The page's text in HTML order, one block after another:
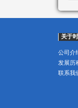
关于
公司介
发展历
联系我